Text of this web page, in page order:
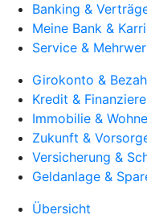
Banking &
Meine Bank &
Service &
Girokonto &
Kredit &
Immobilie &
Zukunft &
Versicherung &
Geldanlage &
Übersicht